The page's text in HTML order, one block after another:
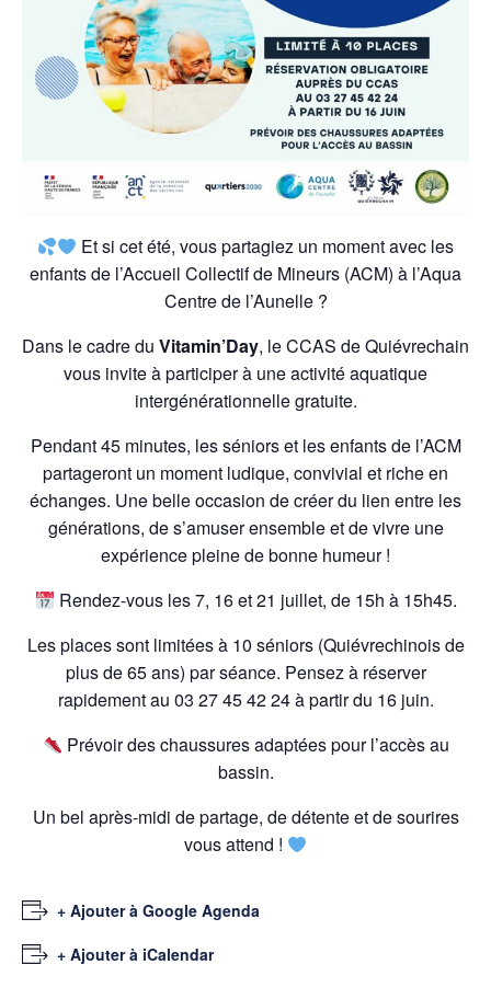
Et si cet été, vous partagiez un moment avec les
enfants de l’Accueil Collectif de Mineurs (ACM) à l’Aqua
Centre de l’Aunelle ?
Dans le cadre du Vitamin’Day, le CCAS de Quiévrechain
vous invite à participer à une activité aquatique
intergénérationnelle gratuite.
Pendant 45 minutes, les séniors et les enfants de l’ACM
partageront un moment ludique, convivial et riche en
échanges. Une belle occasion de créer du lien entre les
générations, de s’amuser ensemble et de vivre une
expérience pleine de bonne humeur !
Rendez-vous les 7, 16 et 21 juillet, de 15h à 15h45.
Les places sont limitées à 10 séniors (Quiévrechinois de
plus de 65 ans) par séance. Pensez à réserver
rapidement au 03 27 45 42 24 à partir du 16 juin.
Prévoir des chaussures adaptées pour l’accès au
bassin.
Un bel après-midi de partage, de détente et de sourires
vous attend !
+ Ajouter à Google Agenda
+ Ajouter à iCalendar